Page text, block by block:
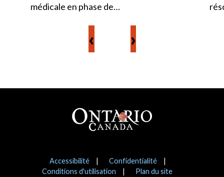
médicale en phase de…
‹ ›
Pied de page
AvisAccessibilité
Confidentialité
Conditions d'utilisation
Plan du site